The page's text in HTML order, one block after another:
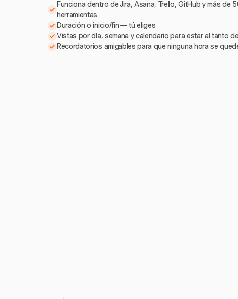
Funciona dentro de Jira, Asana, Trello, GitHub y más de
herramientas
Duración o inicio/fin — tú eliges
Vistas por día, semana y calendario para estar al tanto
Recordatorios amigables para que ninguna hora se